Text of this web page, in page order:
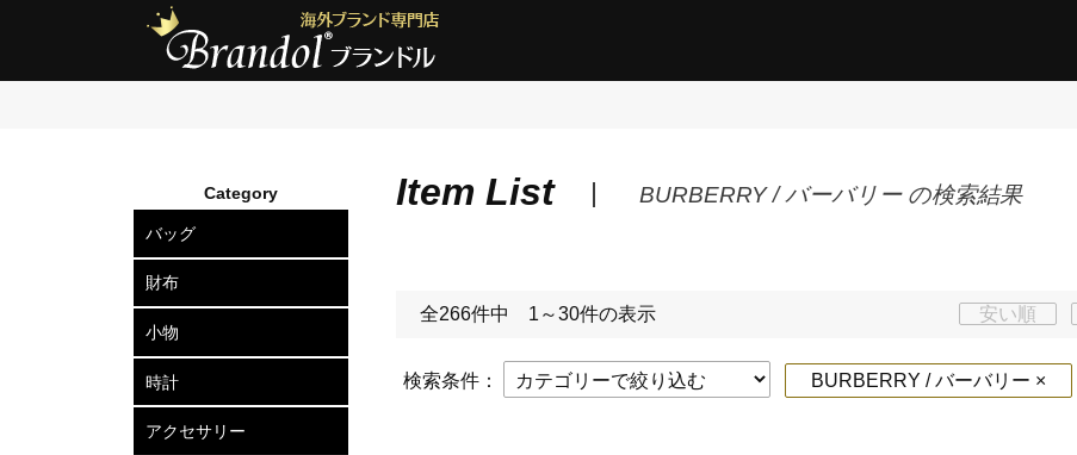
Item List BURBERRY / バーバリー の検索結果
全266件中 1～30件の表示 安い順
検索条件： BURBERRY / バーバリー ×
Category
バッグ
ショルダーバッグ
2wayトートバッグ
トートバッグ
ボディバッグ
リュックサック
セカンドバッグ
ビジネスバッグ
アタッシュケース
ハードケース
ボストンバッグ
スーツケース
ビジネスキャリー
財布
長財布
二つ折り財布
三つ折り財布
小銭入れ
小物
カードケース
定期入れ
名刺入れ
キーケース
キーリング
ポーチ
ベルト
マネークリップ
ネクタイピン
カフスボタン
ウォレットチェーン
傘
時計
メンズ腕時計
レディース腕時計
アクセサリー